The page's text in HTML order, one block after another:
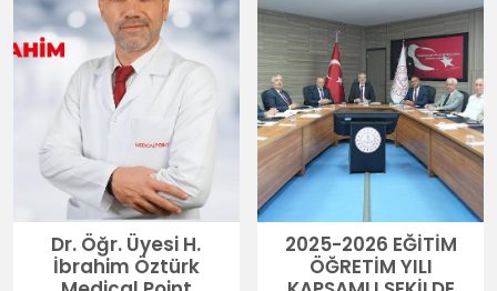
Dr. Öğr. Üyesi H.
İbrahim Öztürk
2025-2026 EĞİTİM
ÖĞRETİM YILI